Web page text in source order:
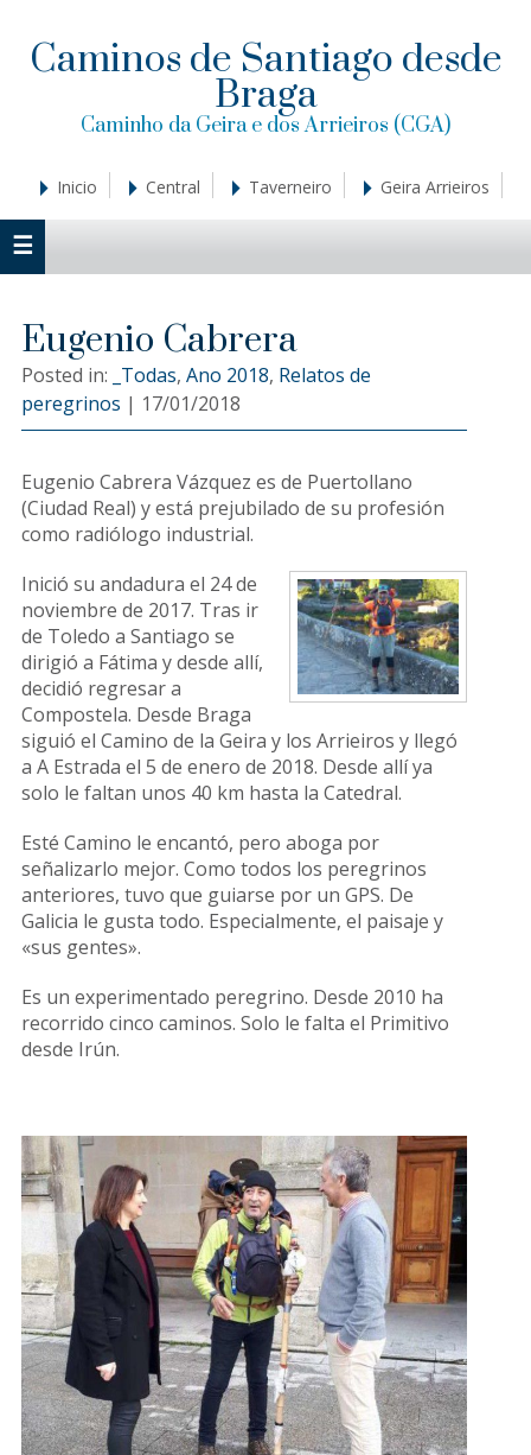
a
la
principal
al
contenido
a
la
lateral
principal
Caminos de Santiago desde
Braga
Caminho da Geira e dos Arrieiros (CGA)
Inicio Central Taverneiro Geira Arrieiros
Eugenio Cabrera
Posted in: _Todas, Ano 2018, Relatos de
peregrinos | 17/01/2018
Eugenio Cabrera Vázquez es de Puertollano
(Ciudad Real) y está prejubilado de su profesión
como radiólogo industrial.
Inició su andadura el 24 de
noviembre de 2017. Tras ir
de Toledo a Santiago se
dirigió a Fátima y desde allí,
decidió regresar a
Compostela. Desde Braga
siguió el Camino de la Geira y los Arrieiros y llegó
a A Estrada el 5 de enero de 2018. Desde allí ya
solo le faltan unos 40 km hasta la Catedral.
Esté Camino le encantó, pero aboga por
señalizarlo mejor. Como todos los peregrinos
anteriores, tuvo que guiarse por un GPS. De
Galicia le gusta todo. Especialmente, el paisaje y
«sus gentes».
Es un experimentado peregrino. Desde 2010 ha
recorrido cinco caminos. Solo le falta el Primitivo
desde Irún.